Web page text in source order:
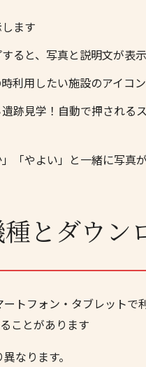
ます
ると、写真と説明文が表
利用したい施設のアイコ
跡見学！自動で押される
「やよい」と一緒に写真
とダウン
トフォン・タブレットで
ことがあります
なります。